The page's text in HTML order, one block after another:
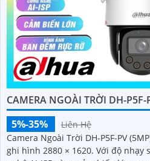
CAMERA NGOÀI TRỜI DH-P5F-
5%-35%
Liên Hệ
Camera Ngoài Trời DH-P5F-PV
ghi hình 2880 × 1620. Với độ nhạy sáng siêu thấp và công